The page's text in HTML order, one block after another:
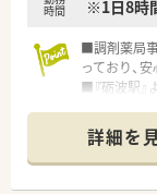
管理職を目
た業務改善
時間
※1日8時
■調剤薬局
っており、
■『砺波駅』
■時給2,000
円以上も目
詳細を